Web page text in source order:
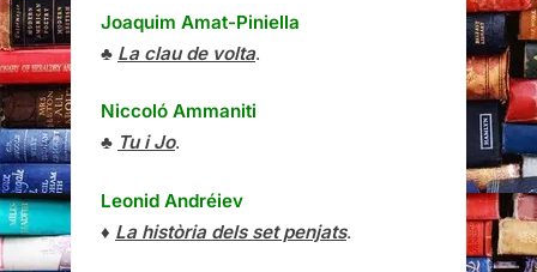
Joaquim Amat-Piniella
♣ La clau de volta.
Niccoló Ammaniti
♣ Tu i Jo.
Leonid Andréiev
♦ La història dels set penjats.